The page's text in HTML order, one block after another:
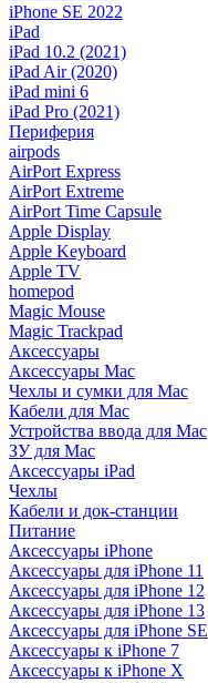
iPhone SE 2022
iPad
iPad 10.2 (2021)
iPad Air (2020)
iPad mini 6
iPad Pro (2021)
Периферия
airpods
AirPort Express
AirPort Extreme
AirPort Time Capsule
Apple Display
Apple Keyboard
Apple TV
homepod
Magic Mouse
Magic Trackpad
Аксессуары
Аксессуары Mac
Чехлы и сумки для Mac
Кабели для Mac
Устройства ввода для Mac
ЗУ для Mac
Аксессуары iPad
Чехлы
Кабели и док-станции
Питание
Аксессуары iPhone
Аксессуары для iPhone 11
Аксессуары для iPhone 12
Аксессуары для iPhone 13
Аксессуары для iPhone SE
Аксессуары к iPhone 7
Аксессуары к iPhone X